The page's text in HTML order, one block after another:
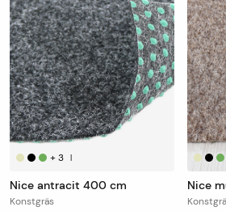
+3 |
Nice antracit 400 cm
Konstgräs
Nice